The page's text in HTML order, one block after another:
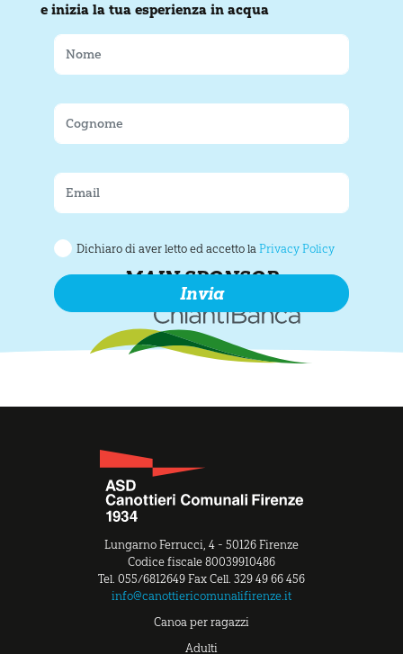
e inizia la tua esperienza in acqua
Dichiaro di aver letto ed accetto la Privacy Policy
MAIN SPONSOR
Lungarno Ferrucci, 4 - 50126 Firenze
Codice fiscale 80039910486
Tel. 055/6812649 Fax Cell. 329 49 66 456
info@canottiericomunalifirenze.it
Canoa per ragazzi
Adulti